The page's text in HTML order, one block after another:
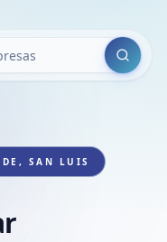
Buscar
SAN LUIS